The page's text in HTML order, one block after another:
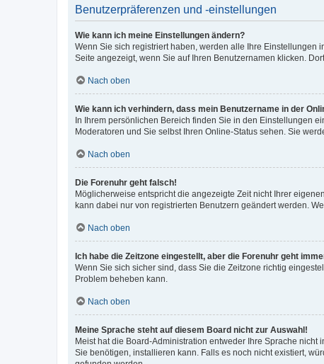
Benutzerpräferenzen und -einstellungen
Wie kann ich meine Einstellungen ändern?
Wenn Sie sich registriert haben, werden alle Ihre Einstellungen
Seite angezeigt, wenn Sie auf Ihren Benutzernamen klicken.
Nach oben
Wie kann ich verhindern, dass mein Benutzername in der
In Ihrem persönlichen Bereich finden Sie in den Einstellungen
Moderatoren und Sie selbst Ihren Online-Status sehen. Sie
Nach oben
Die Forenuhr geht falsch!
Möglicherweise entspricht die angezeigte Zeit nicht Ihrer
kann dabei nur von registrierten Benutzern geändert werden.
Nach oben
Ich habe die Zeitzone eingestellt, aber die Forenuhr geht
Wenn Sie sich sicher sind, dass Sie die Zeitzone richtig
Problem beheben kann.
Nach oben
Meine Sprache steht auf diesem Board nicht zur Auswahl!
Meist hat die Board-Administration entweder Ihre Sprache
Sie benötigen, installieren kann. Falls es noch nicht existiert,